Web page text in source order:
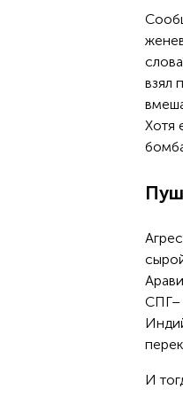
взял
Хотя
СПГ–
И